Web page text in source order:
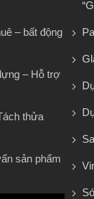
– bất động
– Hỗ trợ
thửa
sản phẩm